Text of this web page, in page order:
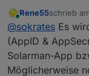
und
(
Online
Rene55schrieb
zuletzt
@sokrates Es
(AppID &
Solarman-App
Möglicherweise